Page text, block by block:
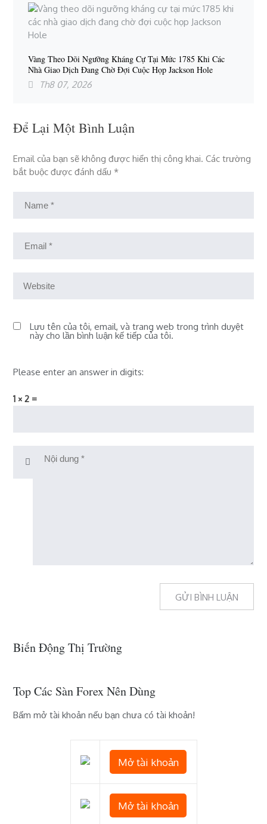
Vàng Theo Dõi Ngưỡng Kháng Cự Tại Mức 1785 Khi Các
Nhà Giao Dịch Đang Chờ Đợi Cuộc Họp Jackson Hole
Th8 07, 2026
Để Lại Một Bình Luận
Email của bạn sẽ không được hiển thị công khai. Các trường
bắt buộc được đánh dấu*
Lưu tên của tôi, email, và trang web trong trình duyệt
này cho lần bình luận kế tiếp của tôi.
Please enter an answer in digits:
1 × 2 =
Biến Động Thị Trường
Top Các Sàn Forex Nên Dùng
Bấm mở tài khoản nếu bạn chưa có tài khoản!
Mở tài khoản
Mở tài khoản